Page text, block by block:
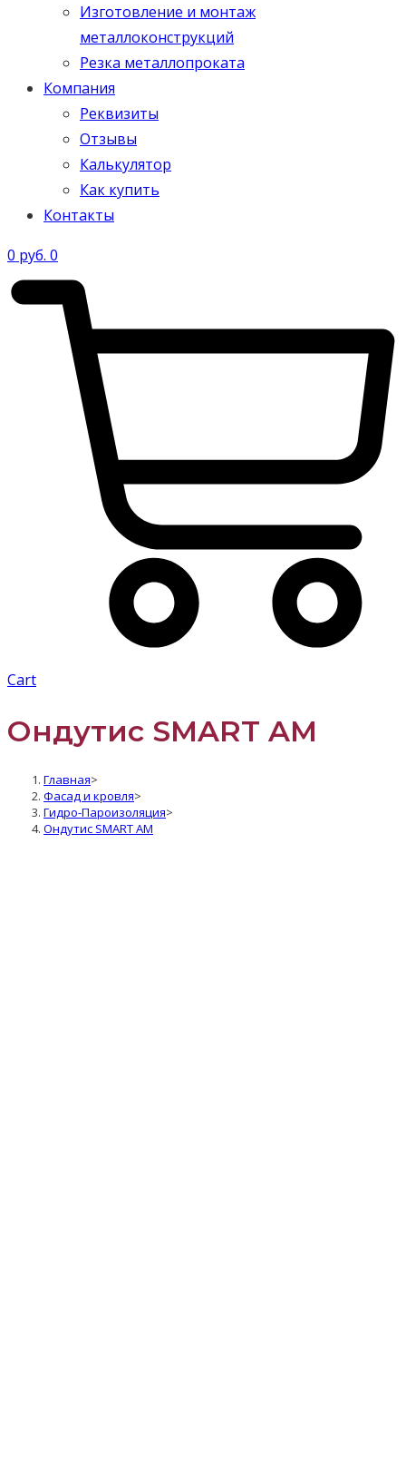
Изготовление и монтаж
металлоконструкций
Резка металлопроката
Компания
Реквизиты
Отзывы
Калькулятор
Как купить
Контакты
0 руб. 0
Cart
Ондутис SMART AM
Главная>
Фасад и кровля>
Гидро-Пароизоляция>
Ондутис SMART AM